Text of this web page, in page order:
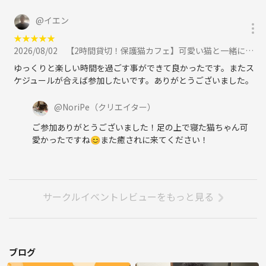
@イエン
★★★★★
2026/08/02
【2時間貸切！保護猫カフェ】可愛い猫と一緒に楽しむ癒しの交流会✨ 猫のおやつタイムあり！【ドリンク付】に参加
ゆっくりと楽しい時間を過ごす事ができて良かったです。またス
ケジュールが合えば参加したいです。ありがとうございました。
@NoriPe （クリエイター）
ご参加ありがとうございました！足の上で寝た猫ちゃん可
愛かったですね😊また癒されに来てください！
サークルイベントレビューをもっと見る
ブログ